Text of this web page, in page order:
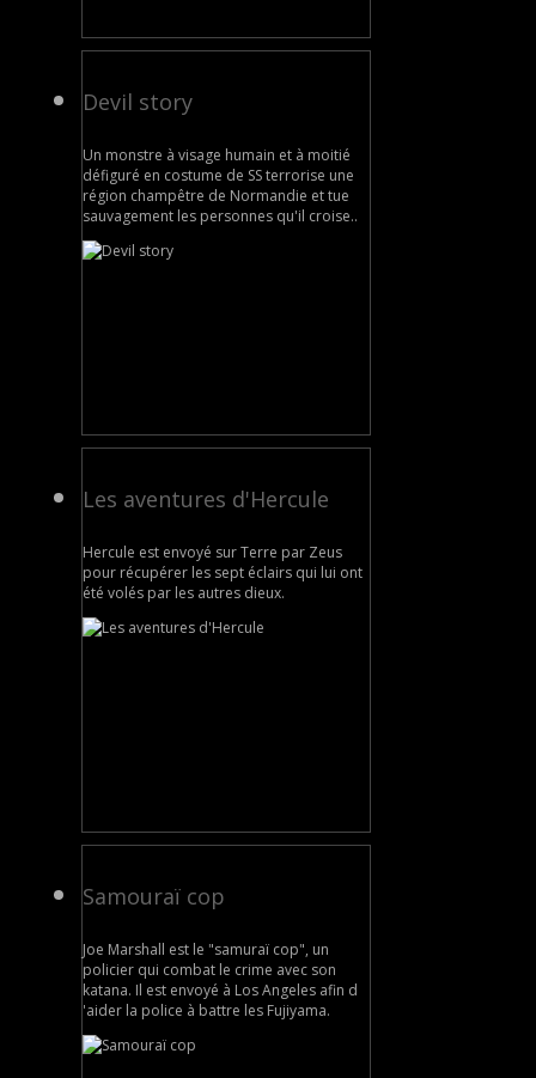
Devil story
Un monstre à visage humain et à moitié
défiguré en costume de SS terrorise une
région champêtre de Normandie et tue
sauvagement les personnes qu'il croise..
Les aventures d'Hercule
Hercule est envoyé sur Terre par Zeus
pour récupérer les sept éclairs qui lui ont
été volés par les autres dieux.
Samouraï cop
Joe Marshall est le "samuraï cop", un
policier qui combat le crime avec son
katana. Il est envoyé à Los Angeles afin d
'aider la police à battre les Fujiyama.